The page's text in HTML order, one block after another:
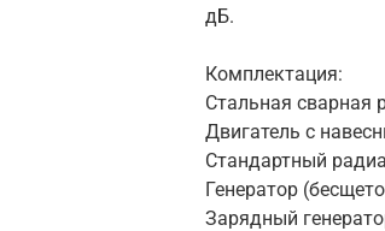
дБ.
Комплектация:
Стальная сварная
Двигатель с
Стандартный
Генератор
Зарядный